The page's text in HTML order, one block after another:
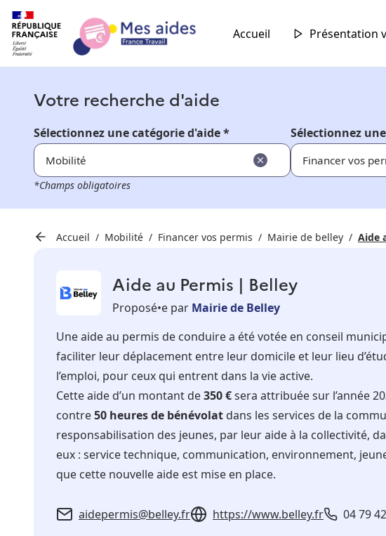
Accueil Présentation
Votre recherche d'aide
Sélectionnez une catégorie d'aide *
Mobilité
Sélectionnez
Financer vos
*Champs obligatoires
Accueil Mobilité Financer vos permis Mairie de belley Aide
Aide au Permis | Belley
Proposé•e par Mairie de Belley
Une aide au permis de conduire a été votée en conseil
faciliter leur déplacement entre leur domicile et leur lieu
l’emploi, pour ceux qui entrent dans la vie active.
Cette aide d’un montant de350 €sera attribuée sur l’année
contre50 heures de bénévolat dans les services de la
responsabilisation des jeunes, par leur aide à la collectivité,
eux : service technique, communication, environnement,
que cette nouvelle aide est mise en place.
aidepermis@belley.fr https://www.belley.fr 04 79